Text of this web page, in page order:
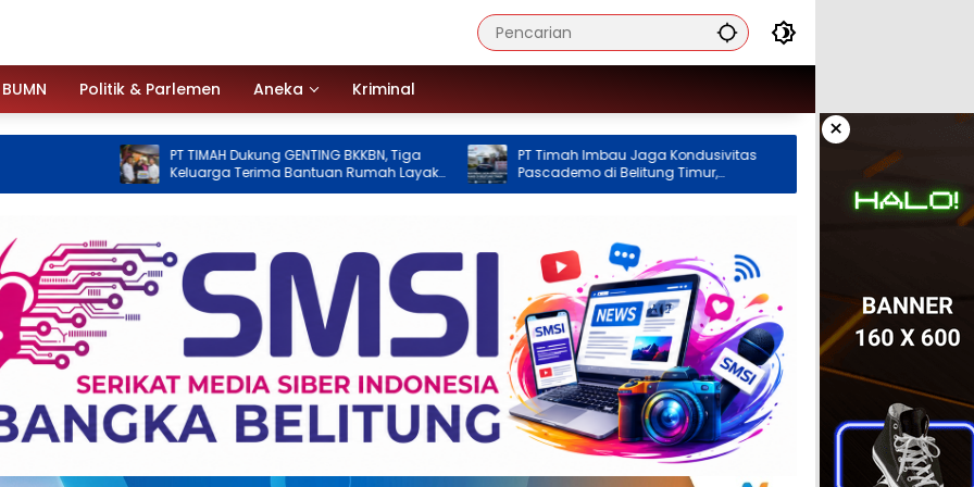
BUMN Politik & Parlemen Aneka Kriminal
×
PT TIMAH Dukung GENTING BKKBN, Tiga
Keluarga Terima Bantuan Rumah Layak
Huni
PT Timah Imbau Jaga Kondusivitas
Pascademo di Belitung Timur,
Operasional Masih Terganggu
Ketua Komisi XII DPR: Perpres
Timah Belitung Segera Terbit,
Masyarakat Diminta Tahan Diri